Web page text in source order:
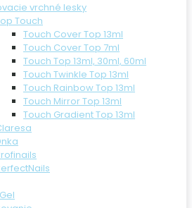
vrchné lesky
Touch
Touch Cover Top 13ml
Touch Cover Top 7ml
Touch Top 13ml, 30ml, 60ml
Touch Twinkle Top 13ml
Touch Rainbow Top 13ml
Touch Mirror Top 13ml
Touch Gradient Top 13ml